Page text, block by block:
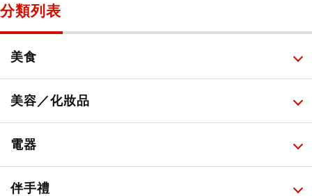
分類列表
美食
所有
甜點・菓子
人氣店鋪美食
美容／化妝品
所有
便利商店化妝品
電器
所有
伴手禮